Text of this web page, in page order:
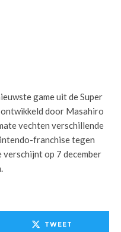
game uit de Super
door Masahiro
vechten verschillende
franchise tegen
verschijnt op 7 december
TWEET